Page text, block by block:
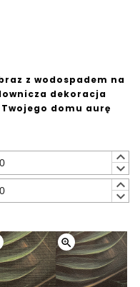
z wodospadem na
dekoracja
domu aurę
keyboard_arrow_up
keyboard_arrow_down
keyboard_arrow_up
keyboard_arrow_down
zoom_in